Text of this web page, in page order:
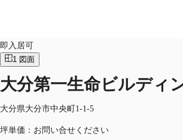
オフィス・事務所
倉庫・物流センター
地図検索
JP
お電話 お問合せ
即入居可
1 図面
大分第一生命ビルディ
大分県大分市中央町1-1-5
坪単価：お問い合せください